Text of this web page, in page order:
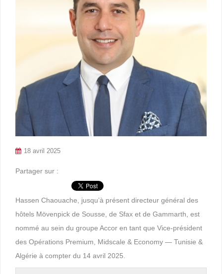
18 avril 2025
Partager sur :
Hassen Chaouache, jusqu’à présent directeur général des
hôtels Mövenpick de Sousse, de Sfax et de Gammarth, est
nommé au sein du groupe Accor en tant que Vice-président
des Opérations Premium, Midscale & Economy — Tunisie &
Algérie à compter du 14 avril 2025.